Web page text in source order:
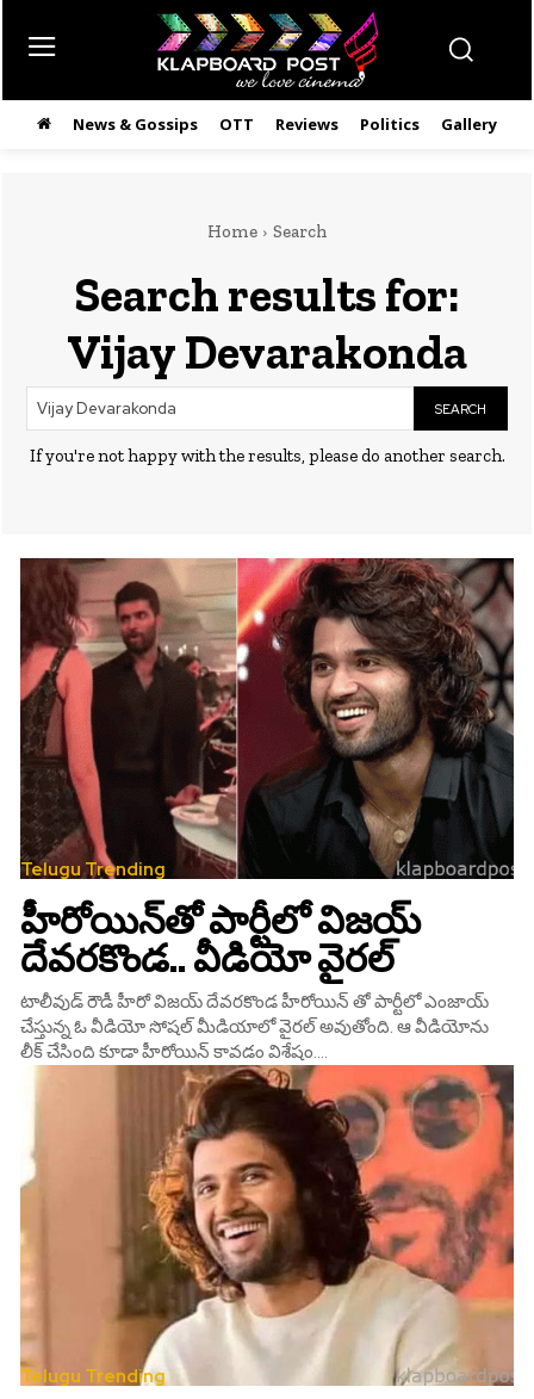
News & Gossips OTT Reviews Politics Gallery
Home Search
Search results for:
Vijay Devarakonda
SEARCH
If you're not happy with the results, please do another search.
Telugu Trending
హీరోయిన్‌తో పార్టీలో విజయ్‌
దేవరకొండ.. వీడియో వైరల్‌
టాలీవుడ్‌ రౌడీ హీరో విజయ్‌ దేవరకొండ హీరోయిన్ తో పార్టీలో ఎంజాయ్
చేస్తున్న ఓ వీడియో సోషల్‌ మీడియాలో వైరల్ అవుతోంది. ఆ వీడియోను
లీక్ చేసింది కూడా హీరోయిన్ కావడం విశేషం....
Telugu Trending